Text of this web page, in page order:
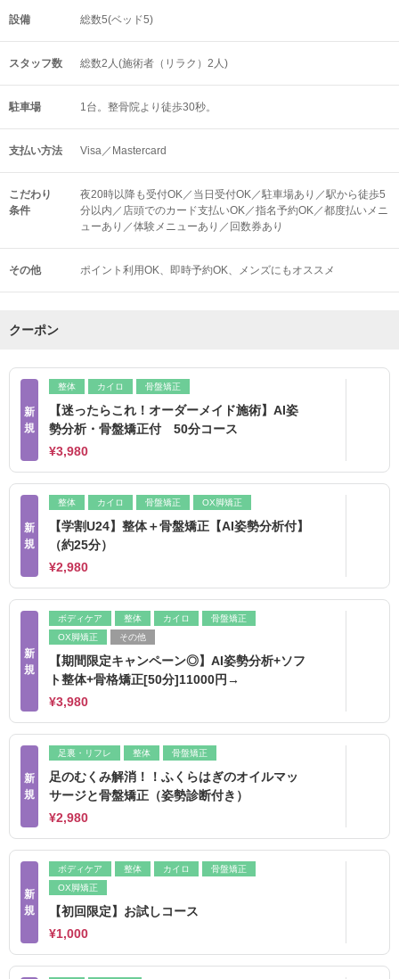
設備 総数5(ベッド5)
スタッフ数 総数2人(施術者（リラク）2人)
駐車場 1台。整骨院より徒歩30秒。
支払い方法 Visa／Mastercard
こだわり
条件
夜20時以降も受付OK／当日受付OK／駐車場あり／駅から徒歩5
分以内／店頭でのカード支払いOK／指名予約OK／都度払いメニ
ューあり／体験メニューあり／回数券あり
その他 ポイント利用OK 即時予約OK メンズにもオススメ
クーポン
新
規
整体 カイロ 骨盤矯正
【迷ったらこれ！オーダーメイド施術】AI姿
勢分析・骨盤矯正付 50分コース
¥3,980
新
規
整体 カイロ 骨盤矯正 OX脚矯正
【学割U24】整体＋骨盤矯正【AI姿勢分析付】
（約25分）
¥2,980
新
規
ボディケア 整体 カイロ
骨盤矯正
OX脚矯正
その他
【期間限定キャンペーン◎】AI姿勢分析+ソフ
ト整体+骨格矯正[50分]11000円→
¥3,980
新
規
足裏・リフレ 整体 骨盤矯正
足のむくみ解消！！ふくらはぎのオイルマッ
サージと骨盤矯正（姿勢診断付き）
¥2,980
新
規
ボディケア 整体 カイロ
骨盤矯正
OX脚矯正
【初回限定】お試しコース
¥1,000